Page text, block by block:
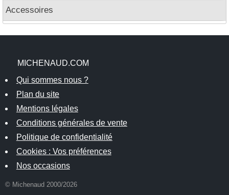
Accessoires
MICHENAUD.COM
Qui sommes nous ?
Plan du site
Mentions légales
Conditions générales de vente
Politique de confidentialité
Cookies : Vos préférences
Nos occasions
© Michenaud 2000/2026